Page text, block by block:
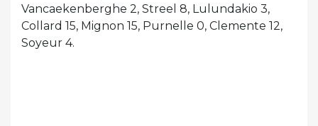
Vancaekenberghe 2, Streel 8, Lulundakio 3,
Collard 15, Mignon 15, Purnelle 0, Clemente 12,
Soyeur 4.